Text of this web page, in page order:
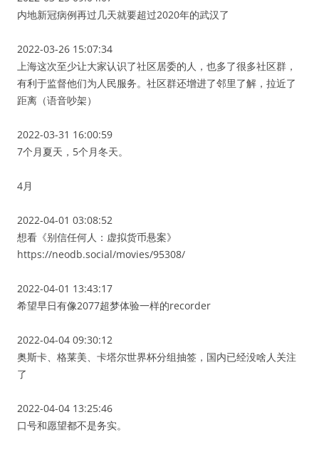
内地新冠病例再过几天就要超过2020年的武汉了
2022-03-26 15:07:34
上海这次至少让大家认识了社区居委的人，也多了很多社区群，
有利于监督他们为人民服务。社区群还增进了邻里了解，拉近了
距离（语音吵架）
2022-03-31 16:00:59
7个月夏天，5个月冬天。
4月
2022-04-01 03:08:52
想看《别信任何人：虚拟货币悬案》
https://neodb.social/movies/95308/
2022-04-01 13:43:17
希望早日有像2077超梦体验一样的recorder
2022-04-04 09:30:12
奥斯卡、格莱美、卡塔尔世界杯分组抽签，国内已经没啥人关注
了
2022-04-04 13:25:46
口号和愿望都不是务实。